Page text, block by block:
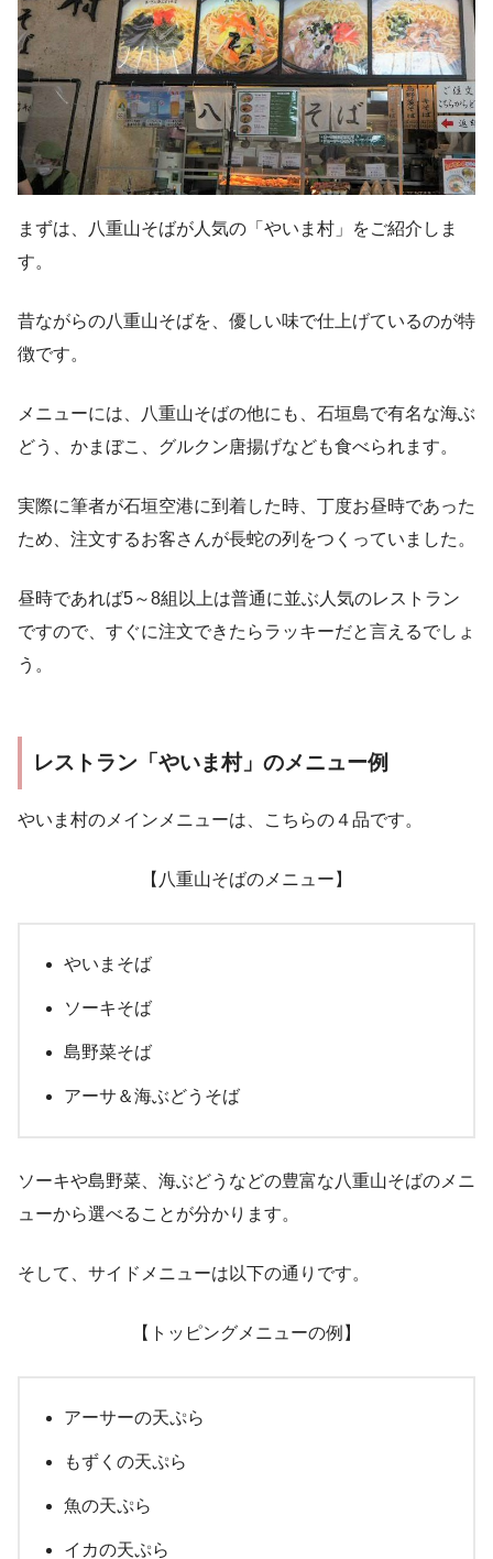
まずは、八重山そばが人気の「やいま村」をご紹介しま
す。
昔ながらの八重山そばを、優しい味で仕上げているのが特
徴です。
メニューには、八重山そばの他にも、石垣島で有名な海ぶ
どう、かまぼこ、グルクン唐揚げなども食べられます。
実際に筆者が石垣空港に到着した時、丁度お昼時であった
ため、注文するお客さんが長蛇の列をつくっていました。
昼時であれば5～8組以上は普通に並ぶ人気のレストラン
ですので、すぐに注文できたらラッキーだと言えるでしょ
う。
レストラン「やいま村」のメニュー例
やいま村のメインメニューは、こちらの４品です。
【八重山そばのメニュー】
やいまそば
ソーキそば
島野菜そば
アーサ＆海ぶどうそば
ソーキや島野菜、海ぶどうなどの豊富な八重山そばのメニ
ューから選べることが分かります。
そして、サイドメニューは以下の通りです。
【トッピングメニューの例】
アーサーの天ぷら
もずくの天ぷら
魚の天ぷら
イカの天ぷら